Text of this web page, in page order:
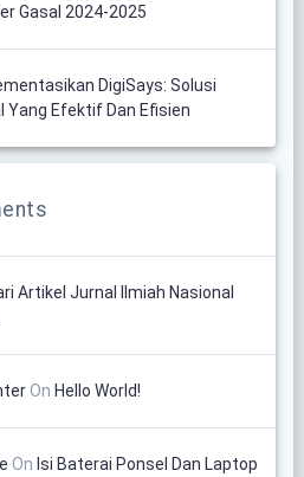
Gasal 2024-2025
DigiSays: Solusi
Yang Efektif Dan Efisien
Artikel Jurnal Ilmiah Nasional
On Hello World!
On Isi Baterai Ponsel Dan Laptop